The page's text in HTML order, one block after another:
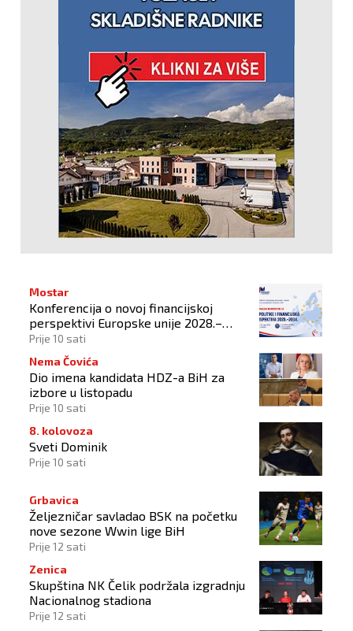
Mostar
Konferencija o novoj financijskoj
perspektivi Europske unije 2028.–
2034.
Prije 10 sati
Nema Čovića
Dio imena kandidata HDZ-a BiH za
izbore u listopadu
Prije 10 sati
8. kolovoza
Sveti Dominik
Prije 10 sati
Grbavica
Željezničar savladao BSK na početku
nove sezone Wwin lige BiH
Prije 12 sati
Zenica
Skupština NK Čelik podržala izgradnju
Nacionalnog stadiona
Prije 12 sati